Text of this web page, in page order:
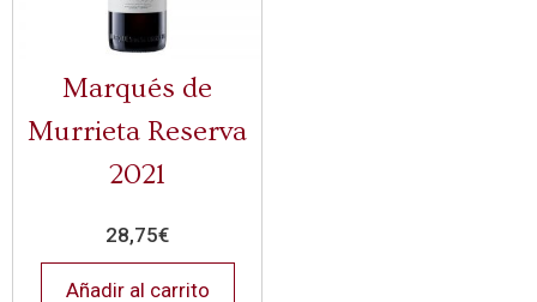
Marqués de
Murrieta Reserva
2021
28,75€
Añadir al carrito